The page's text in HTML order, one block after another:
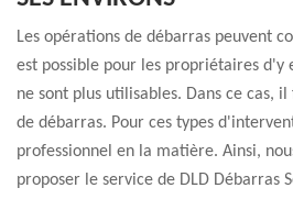
Les opérations de débarras peuvent
est possible pour les propriétaires d'y
ne sont plus utilisables. Dans ce cas,
de débarras. Pour ces types
professionnel en la matière. Ainsi,
proposer le service de DLD Débarras